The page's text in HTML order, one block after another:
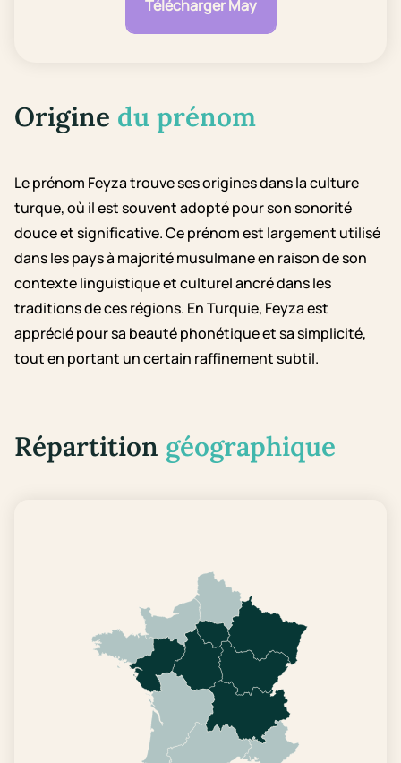
Télécharger May
Origine du prénom
Le prénom Feyza trouve ses origines dans la culture
turque, où il est souvent adopté pour son sonorité
douce et significative. Ce prénom est largement utilisé
dans les pays à majorité musulmane en raison de son
contexte linguistique et culturel ancré dans les
traditions de ces régions. En Turquie, Feyza est
apprécié pour sa beauté phonétique et sa simplicité,
tout en portant un certain raffinement subtil.
Répartition géographique